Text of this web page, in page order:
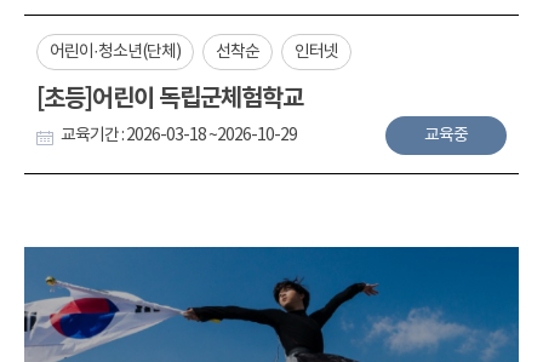
어린이·청소년(단체) 선착순 인터넷
[초등]어린이 독립군체험학교
교육기간 : 2026-03-18 ~2026-10-29 교육중